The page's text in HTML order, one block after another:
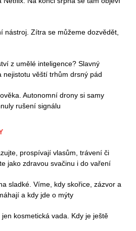
nástroj. Zítra se můžeme dozvědět,
z umělé inteligence? Slavný
nejistotu věští trhům drsný pád
Autonomní drony si samy
rušení signálu
prospívají vlasům, trávení či
jako zdravou svačinu i do vaření
sladké. Víme, kdy skořice, zázvor a
a kdy jde o mýty
kosmetická vada. Kdy je ještě